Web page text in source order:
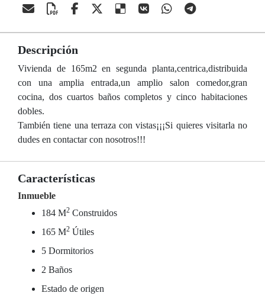
Descripción
Vivienda de 165m2 en segunda planta,centrica,distribuida
con una amplia entrada,un amplio salon comedor,gran
cocina, dos cuartos baños completos y cinco habitaciones
dobles.
También tiene una terraza con vistas¡¡¡Si quieres visitarla no
dudes en contactar con nosotros!!!
Características
Inmueble
184 M2 Construidos
165 M2 Útiles
5 Dormitorios
2 Baños
Estado de origen